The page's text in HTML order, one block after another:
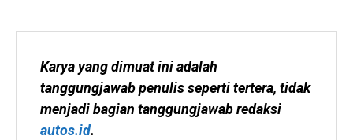
Karya yang dimuat ini adalah
tanggungjawab penulis seperti tertera, tidak
autos.id.